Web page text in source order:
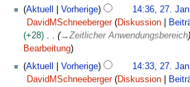
Aktuell
Vorherige
14:36, 27.
DavidMSchneeberger
Diskussion
+28
→Zeitlicher Anwendungsbereich
Bearbeitung
Aktuell
Vorherige
14:33, 27.
DavidMSchneeberger
Diskussion